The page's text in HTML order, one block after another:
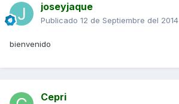
joseyjaque
Publicado 12 de Septiembre del 2014
bienvenido
Cepri